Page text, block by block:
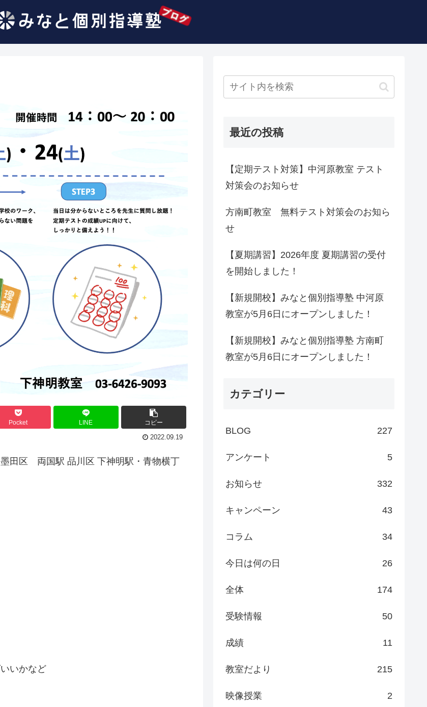
Pocket LINE コピー
2022.09.19
区 両国駅 品川区 下神明駅・青物横丁
いかなど
最近の投稿
【定期テスト対策】中河原教室 テスト
対策会のお知らせ
方南町教室 無料テスト対策会のお知ら
せ
【夏期講習】2026年度 夏期講習の受付
を開始しました！
【新規開校】みなと個別指導塾 中河原
教室が5月6日にオープンしました！
【新規開校】みなと個別指導塾 方南町
教室が5月6日にオープンしました！
カテゴリー
BLOG 227
アンケート 5
お知らせ 332
キャンペーン 43
コラム 34
今日は何の日 26
全体 174
受験情報 50
成績 11
教室だより 215
映像授業 2